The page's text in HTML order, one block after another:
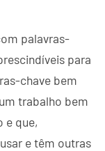
palavras-
para
chave bem
trabalho bem
e que,
e têm outras